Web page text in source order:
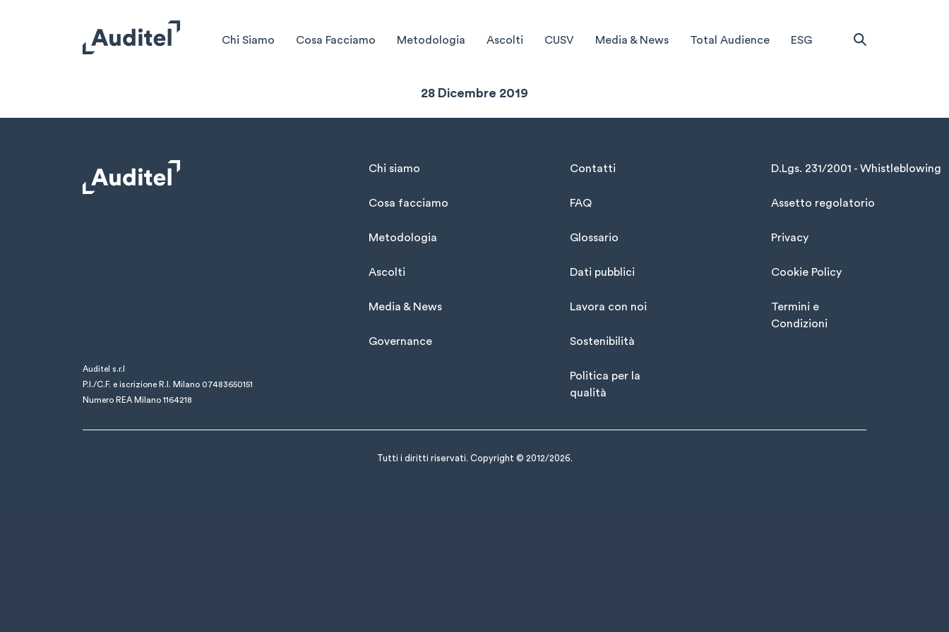
Chi Siamo Cosa Facciamo Metodologia Ascolti CUSV Media & News Total Audience ESG
Sintesi Settimanale
28 Dicembre 2019
Auditel s.r.l
P.I./C.F. e iscrizione R.I. Milano 07483650151
Numero REA Milano 1164218
Chi siamo
Cosa facciamo
Metodologia
Ascolti
Media & News
Governance
Contatti
FAQ
Glossario
Dati pubblici
Lavora con noi
Sostenibilità
Politica per la
qualità
D.Lgs. 231/2001 - Whistleblowing
Assetto regolatorio
Privacy
Cookie Policy
Termini e
Condizioni
Tutti i diritti riservati. Copyright © 2012/2026.